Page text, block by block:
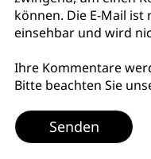
können. Die E-Mail
einsehbar und wird
Ihre Kommentare
Bitte beachten Sie
Senden